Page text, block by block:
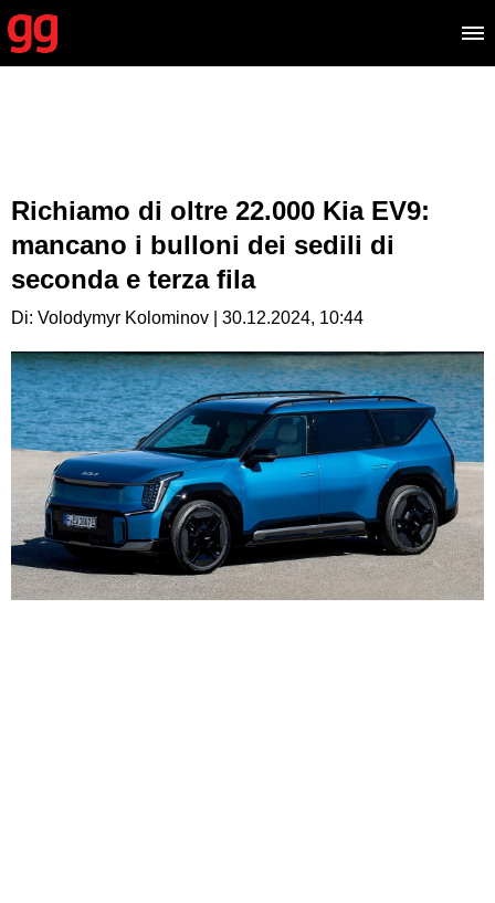
Richiamo di oltre 22.000 Kia EV9:
mancano i bulloni dei sedili di
seconda e terza fila
Di: Volodymyr Kolominov | 30.12.2024, 10:44